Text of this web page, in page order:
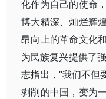
化作为自己的使命
博大精深、灿烂辉
昂向上的革命文化
为民族复兴提供了
志指出，“我们不但
剥削的中国，变为